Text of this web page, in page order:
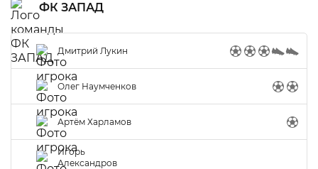
ФК ЗАПАД
Дмитрий Лукин
Олег Наумченков
Артём Харламов
Игорь
Александров